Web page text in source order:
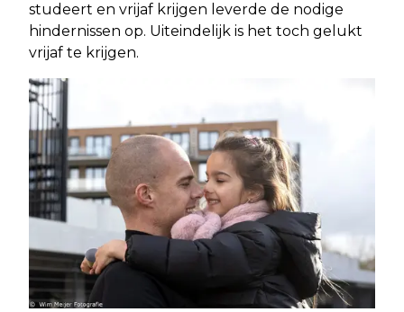
studeert en vrijaf krijgen leverde de nodige
hindernissen op. Uiteindelijk is het toch gelukt
vrijaf te krijgen.